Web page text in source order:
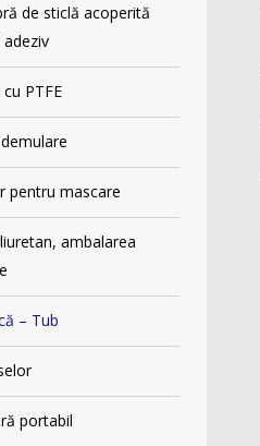
de sticlă acoperită
adeziv
PTFE
pentru mascare
ambalarea
– Tub
portabil